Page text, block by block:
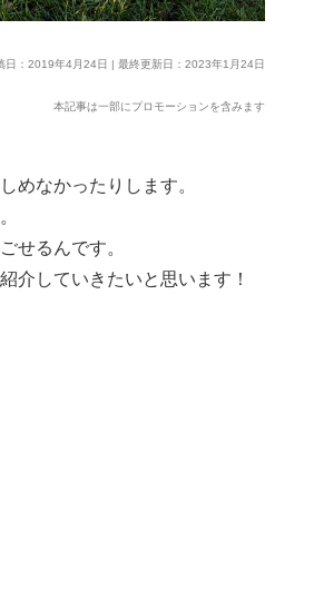
日：2019年4月24日 | 最終更新日：2023年1月24日
本記事は一部にプロモーションを含みます
めなかったりします。
せるんです。
介していきたいと思います！